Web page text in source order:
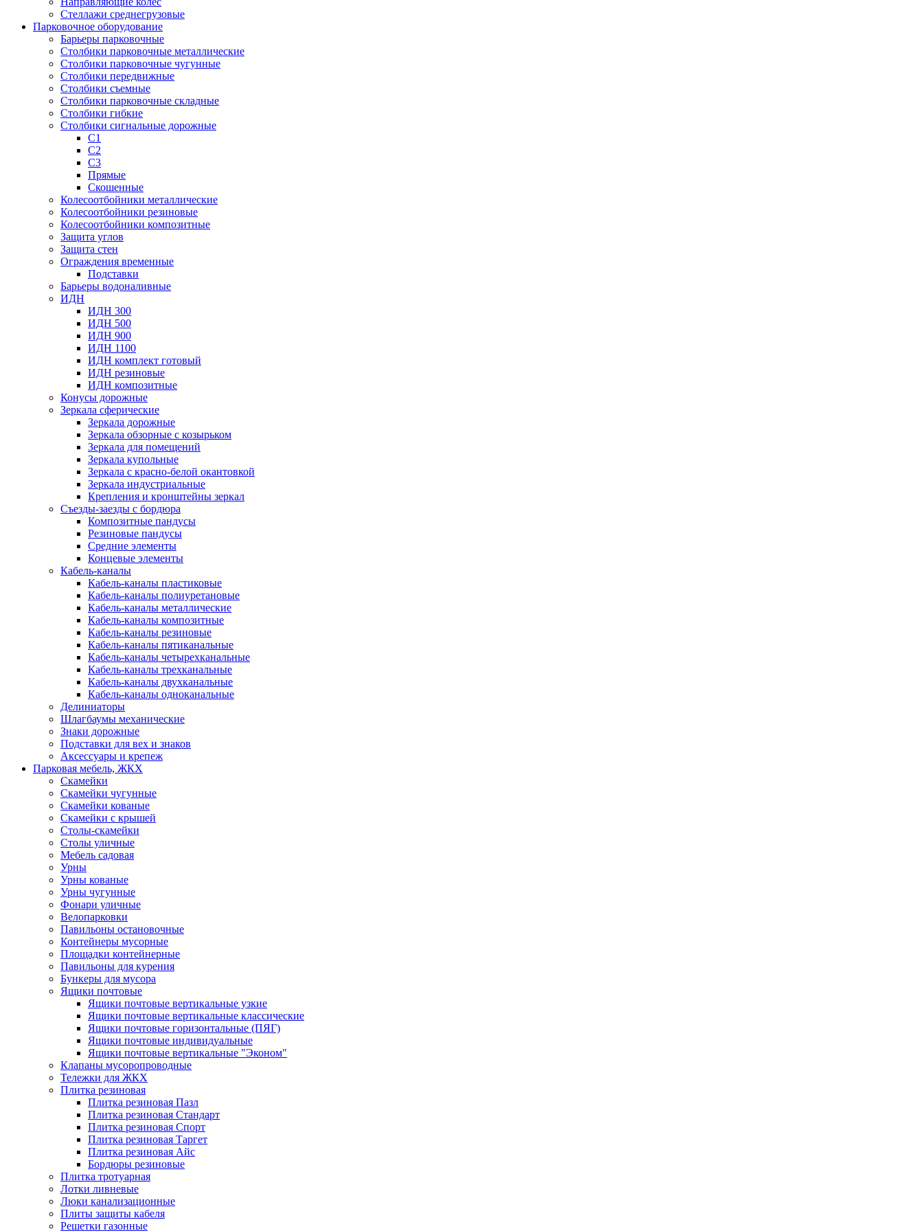
Стеллажи среднегрузовые
Парковочное оборудование
Барьеры парковочные
Столбики парковочные металлические
Столбики парковочные чугунные
Столбики передвижные
Столбики съемные
Столбики парковочные складные
Столбики гибкие
Столбики сигнальные дорожные
С1
С2
С3
Прямые
Скошенные
Колесоотбойники металлические
Колесоотбойники резиновые
Колесоотбойники композитные
Защита углов
Защита стен
Ограждения временные
Подставки
Барьеры водоналивные
ИДН
ИДН 300
ИДН 500
ИДН 900
ИДН 1100
ИДН комплект готовый
ИДН резиновые
ИДН композитные
Конусы дорожные
Зеркала сферические
Зеркала дорожные
Зеркала обзорные с козырьком
Зеркала для помещений
Зеркала купольные
Зеркала с красно-белой окантовкой
Зеркала индустриальные
Крепления и кронштейны зеркал
Съезды-заезды с бордюра
Композитные пандусы
Резиновые пандусы
Средние элементы
Концевые элементы
Кабель-каналы
Кабель-каналы пластиковые
Кабель-каналы полиуретановые
Кабель-каналы металлические
Кабель-каналы композитные
Кабель-каналы резиновые
Кабель-каналы пятиканальные
Кабель-каналы четырехканальные
Кабель-каналы трехканальные
Кабель-каналы двухканальные
Кабель-каналы одноканальные
Делиниаторы
Шлагбаумы механические
Знаки дорожные
Подставки для вех и знаков
Аксессуары и крепеж
Парковая мебель, ЖКХ
Скамейки
Скамейки чугунные
Скамейки кованые
Скамейки с крышей
Столы-скамейки
Столы уличные
Мебель садовая
Урны
Урны кованые
Урны чугунные
Фонари уличные
Велопарковки
Павильоны остановочные
Контейнеры мусорные
Площадки контейнерные
Павильоны для курения
Бункеры для мусора
Ящики почтовые
Ящики почтовые вертикальные узкие
Ящики почтовые вертикальные классические
Ящики почтовые горизонтальные (ПЯГ)
Ящики почтовые индивидуальные
Ящики почтовые вертикальные "Эконом"
Клапаны мусоропроводные
Тележки для ЖКХ
Плитка резиновая
Плитка резиновая Пазл
Плитка резиновая Стандарт
Плитка резиновая Спорт
Плитка резиновая Таргет
Плитка резиновая Айс
Бордюры резиновые
Плитка тротуарная
Лотки ливневые
Люки канализационные
Плиты защиты кабеля
Решетки газонные